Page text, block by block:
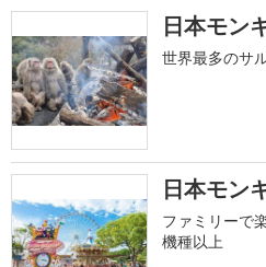
日本モン
世界最多のサ
日本モン
ファミリーで
機種以上